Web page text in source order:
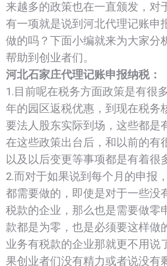
来越多的政策也在一直颁发，对
有一项就是说到河北代理记账申
做的吗？下面小编就来为大家分
帮助到创业者们。
河北石家庄代理记账申报纳税：
1.目前呢在税务方面政策是有很
年的园区返税优惠，到现在税务
要法人股东实际到场，这些都是
在这些政策出台后，和以前的有
以及以后变更等事项都是有着很
2.而对于如果说到每个月的申报
都需要做的，即使是对于一些没
税款的企业，那么也是需要做零
款都是为零，也是必须要这样做
业务有税款的企业那就更不用说
果创业者们没有精力或者说没有